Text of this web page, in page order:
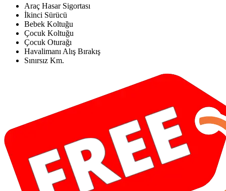
Araç Hasar Sigortası
İkinci Sürücü
Bebek Koltuğu
Çocuk Koltuğu
Çocuk Oturağı
Havalimanı Alış Bırakış
Sınırsız Km.